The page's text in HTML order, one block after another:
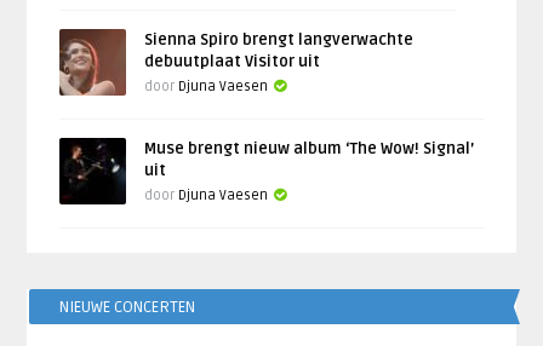
Sienna Spiro brengt langverwachte
debuutplaat Visitor uit
door Djuna Vaesen
Muse brengt nieuw album ‘The Wow! Signal’
uit
door Djuna Vaesen
NIEUWE CONCERTEN